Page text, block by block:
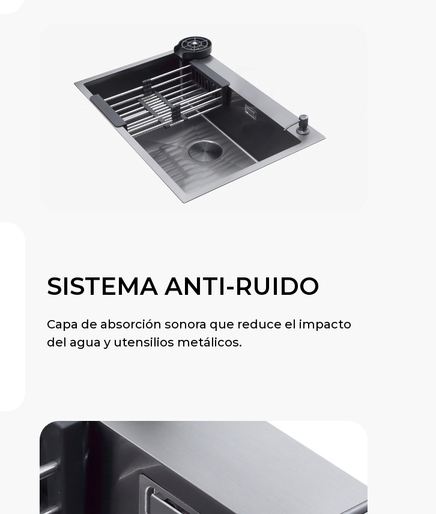
SISTEMA ANTI-RUIDO
Capa de absorción sonora que reduce el impacto
del agua y utensilios metálicos.